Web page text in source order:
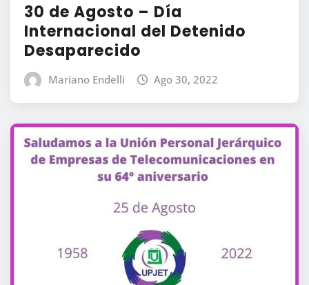
30 de Agosto – Día
Internacional del Detenido
Desaparecido
Mariano Endelli Ago 30, 2022